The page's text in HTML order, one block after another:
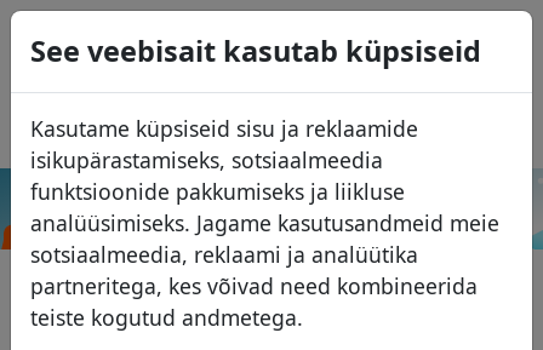
See veebisait kasutab küpsiseid
Kasutame küpsiseid sisu ja reklaamide
isikupärastamiseks, sotsiaalmeedia
funktsioonide pakkumiseks ja liikluse
analüüsimiseks. Jagame kasutusandmeid meie
sotsiaalmeedia, reklaami ja analüütika
partneritega, kes võivad need kombineerida
teiste kogutud andmetega.
Domeenid
Domeeni andmebaas
Aafrika domeenid
Hinnakiri
Otsi
USD
EUR
GBP
Español
Français
Italiano
Português
Română
.global Otsi